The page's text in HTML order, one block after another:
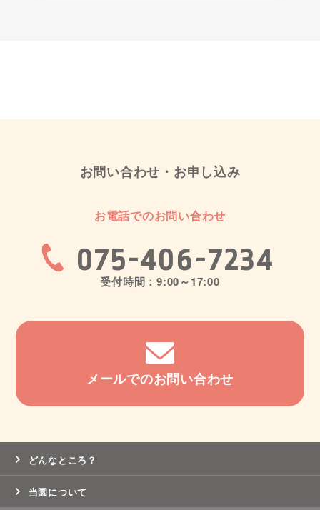
お問い合わせ・お申し込み
お電話でのお問い合わせ
075-406-7234
受付時間：9:00～17:00
メールでのお問い合わせ
どんなところ？
当園について